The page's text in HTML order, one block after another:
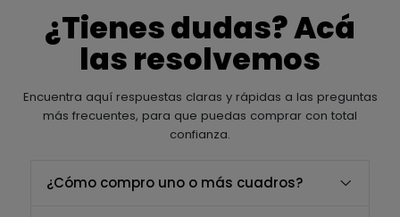
¿Tienes dudas? Acá
las resolvemos
Encuentra aquí respuestas claras y rápidas a las preguntas
más frecuentes, para que puedas comprar con total
confianza.
¿Cómo compro uno o más cuadros?